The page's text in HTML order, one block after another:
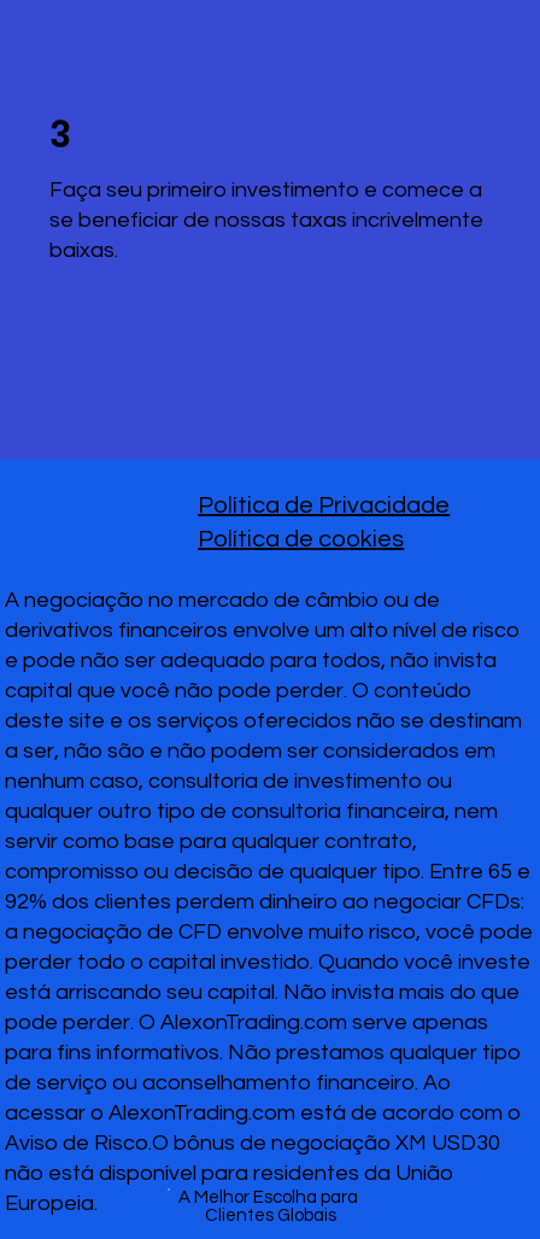
3
Faça seu primeiro investimento e comece a
se beneficiar de nossas taxas incrivelmente
baixas.
A negociação no mercado de câmbio ou de
derivativos financeiros envolve um alto nível de risco
e pode não ser adequado para todos, não invista
capital que você não pode perder. O conteúdo
deste site e os serviços oferecidos não se destinam
a ser, não são e não podem ser considerados em
nenhum caso, consultoria de investimento ou
qualquer outro tipo de consultoria financeira, nem
servir como base para qualquer contrato,
compromisso ou decisão de qualquer tipo. Entre 65 e
92% dos clientes perdem dinheiro ao negociar CFDs:
a negociação de CFD envolve muito risco, você pode
perder todo o capital investido. Quando você investe
está arriscando seu capital. Não invista mais do que
pode perder. O AlexonTrading.com serve apenas
para fins informativos. Não prestamos qualquer tipo
de serviço ou aconselhamento financeiro. Ao
acessar o AlexonTrading.com está de acordo com o
Aviso de Risco.O bônus de negociação XM USD30
não está disponível para residentes da União
Europeia.
Política de Privacidade
Política de cookies
A Melhor Escolha para
Clientes Globais